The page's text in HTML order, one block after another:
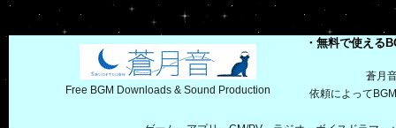
Free BGM Downloads & Sound Production
・無料で使える
蒼月
依頼によって